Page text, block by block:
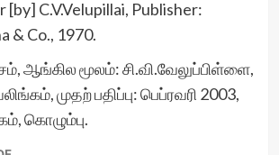
[by] C.V.Velupillai, Publisher:
& Co., 1970.
ஆங்கில மூலம்: சி.வி.வேலுப்பிள்ளை,
முதற் பதிப்பு: பெப்ரவரி 2003,
கொழும்பு.